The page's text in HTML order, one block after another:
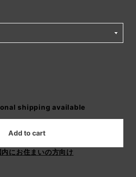
shipping available
Add to cart
内にお住まいの方向け